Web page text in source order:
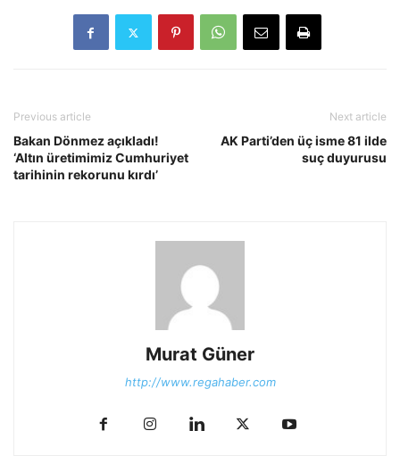
Previous article
Bakan Dönmez açıkladı!
‘Altın üretimimiz Cumhuriyet
tarihinin rekorunu kırdı’
Next article
AK Parti’den üç isme 81 ilde
suç duyurusu
Murat Güner
http://www.regahaber.com